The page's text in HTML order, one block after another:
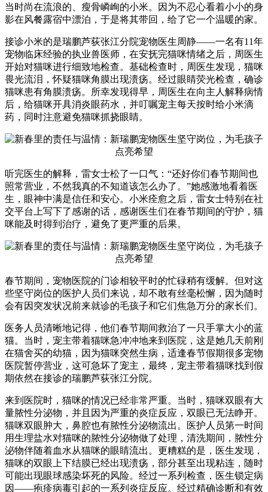
当时尚在流浪的、瘦骨嶙峋的小米。因为不忍心看着小小的身
影在风餐露宿中漂泊，于是将其带回，给了它一个温暖的家。
接诊小米的是瑞鹏芦荻张江分院宠物医生周静——一名有11年
宠物临床经验的执业兽医师，在安抚完猫咪情绪之后，周医生
开始对猫咪进行细致地检查。基础检查时，周医生发现，猫咪
畏光流泪，怀疑猫咪角膜出现溃疡。经过眼睛荧光检查，确诊
猫咪患有角膜溃疡。所幸发现得早，周医生在向主人解释病情
后，给猫咪开具消炎眼药水，并叮嘱宠主每天按时给小米滴
药，同时注意避免猫咪抓挠眼睛。
听完医生的解释，雷女士松了一口气：“还好你们春节期间也
照常营业，不然我真的不知道该怎么办了。”她感激地看着医
生，眼神中满是信任和安心。小米痊愈之后，雷女士特别在社
交平台上写下了感谢的话，感谢医生们在春节期间的守护，猫
咪能及时得到治疗，避免了更严重的后果。
春节期间，宠物医院的门诊相较平时的忙碌稍有缓解。但对这
些坚守岗位的医护人员们来说，却不敢有丝毫松懈，因为随时
会有因突发状况前来就诊的毛孩子和它们焦急万分的家长们。
医务人员清晰地记得，他们春节期间救治了一只手掌大小的蓝
猫。当时，宠主带着猫咪急冲冲地来到医院，这是她几天前刚
在猫舍买的幼猫，因为猫咪突然生病，适逢春节假期很多宠物
医院暂停营业，这可急坏了宠主，最终，宠主带着猫咪找到假
期依然在接诊的瑞鹏芦荻张江分院。
来到医院时，猫咪的情况已经非常严重。当时，猫咪双眼有大
量脓性分泌物，并且因为严重的炎症反应，双眼已无法睁开。
猫咪双眼肿大，鼻腔也有脓性分泌物流出。医护人员第一时间
用生理盐水对猫咪的脓性分泌物做了处理，清洗期间，脓性分
泌物伴随着血水从猫咪的眼睛流出。更糟糕的是，医生发现，
猫咪的双眼上下结膜已经出现溃疡，部分甚至出现粘连，随时
可能出现眼球感染坏死的风险。经过一系列检查，医生锁定病
因——疱疹病毒引起的一系列炎症反应。经过精确诊断和有效